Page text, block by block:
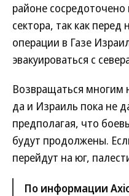
районе сосредоточено
сектора, так как
операции в Газе
эвакуироваться с
Возвращаться
да и Израиль пока не
предполагая, что
будут продолжены.
перейдут на юг,
По информации